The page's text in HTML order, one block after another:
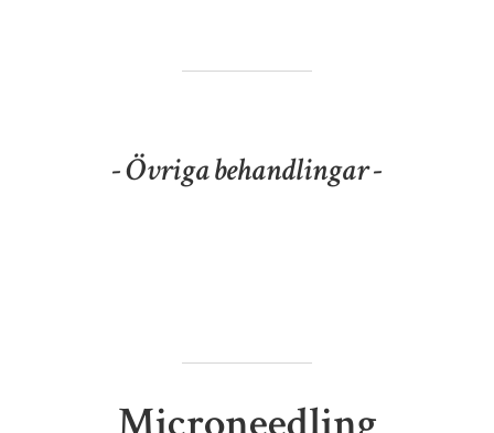
- Övriga behandlingar -